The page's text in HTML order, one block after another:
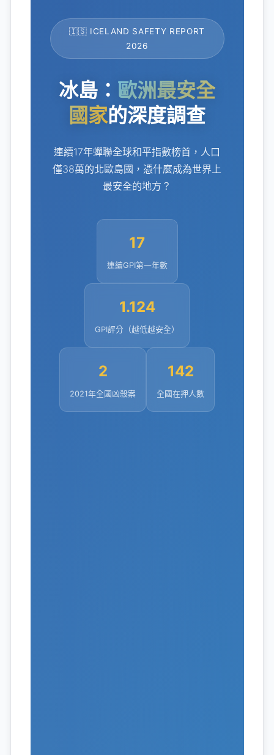
🇮🇸 ICELAND SAFETY REPORT
2026
冰島： 歐洲最安全
國家的深度調查
連續17年蟬聯全球和平指數榜首，人口
僅38萬的北歐島國，憑什麼成為世界上
最安全的地方？
17
連續GPI第一年數
1.124
GPI評分（越低越安全）
2
2021年全國凶殺案
142
全國在押人數